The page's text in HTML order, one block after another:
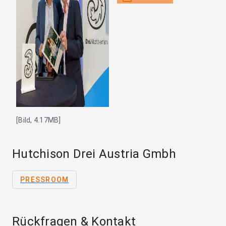
[Bild, 4.17MB]
Hutchison Drei Austria Gmbh
PRESSROOM
Rückfragen & Kontakt